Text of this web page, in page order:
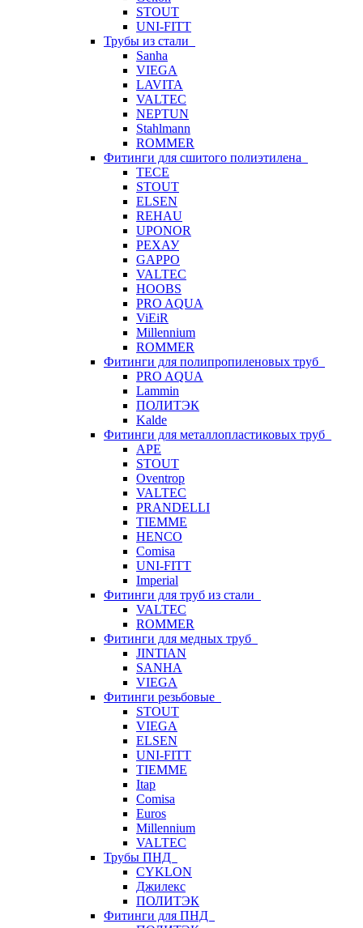
STOUT
UNI-FITT
Трубы из стали
Sanha
VIEGA
LAVITA
VALTEC
NEPTUN
Stahlmann
ROMMER
Фитинги для сшитого полиэтилена
TECE
STOUT
ELSEN
REHAU
UPONOR
РЕХАУ
GAPPO
VALTEC
HOOBS
PRO AQUA
ViEiR
Millennium
ROMMER
Фитинги для полипропиленовых труб
PRO AQUA
Lammin
ПОЛИТЭК
Kalde
Фитинги для металлопластиковых труб
APE
STOUT
Oventrop
VALTEC
PRANDELLI
TIEMME
HENCO
Comisa
UNI-FITT
Imperial
Фитинги для труб из стали
VALTEC
ROMMER
Фитинги для медных труб
JINTIAN
SANHA
VIEGA
Фитинги резьбовые
STOUT
VIEGA
ELSEN
UNI-FITT
TIEMME
Itap
Comisa
Euros
Millennium
VALTEC
Трубы ПНД
CYKLON
Джилекс
ПОЛИТЭК
Фитинги для ПНД